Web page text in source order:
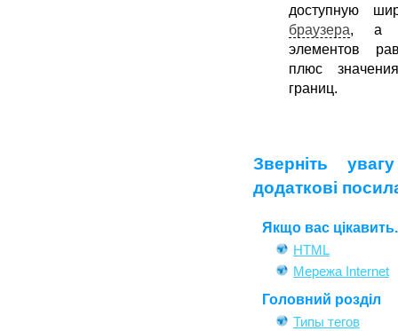
доступную
браузера, а
элементов
плюс
границ.
Зверніть
додаткові
Якщо вас
HTML
Мережа Internet
Головний розділ
Типы тегов